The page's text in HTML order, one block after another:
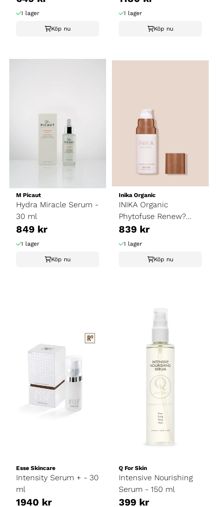
I lager
Köp nu
I lager
Köp nu
M Picaut
Hydra Miracle Serum -
30 ml
849 kr
I lager
Köp nu
Inika Organic
INIKA Organic
Phytofuse Renew?
Serum - 30 ml
839 kr
I lager
Köp nu
Esse Skincare
Intensity Serum + - 30
ml
1940 kr
Q For Skin
Intensive Nourishing
Serum - 150 ml
399 kr